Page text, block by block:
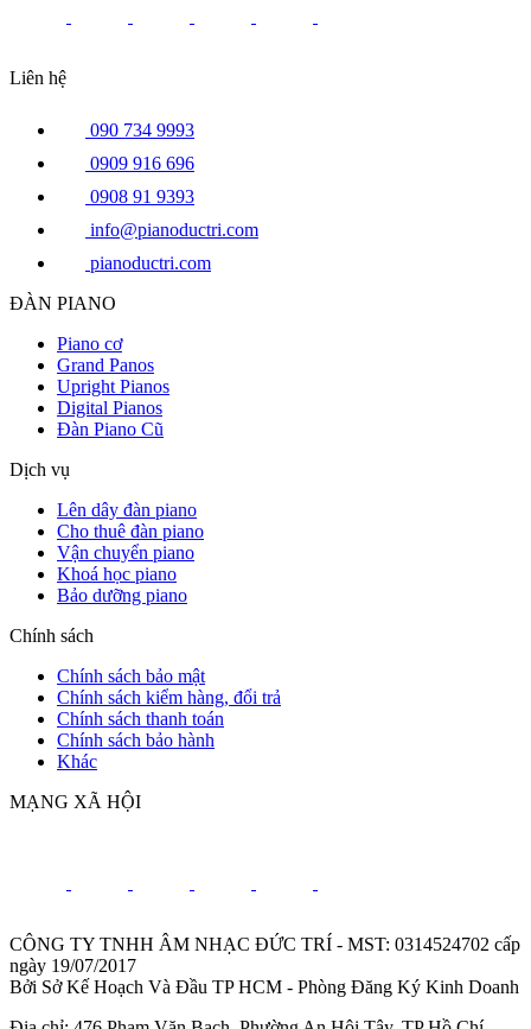
Liên hệ
090 734 9993
0909 916 696
0908 91 9393
info@pianoductri.com
pianoductri.com
ĐÀN PIANO
Piano cơ
Grand Panos
Upright Pianos
Digital Pianos
Đàn Piano Cũ
Dịch vụ
Lên dây đàn piano
Cho thuê đàn piano
Vận chuyển piano
Khoá học piano
Bảo dưỡng piano
Chính sách
Chính sách bảo mật
Chính sách kiểm hàng, đổi trả
Chính sách thanh toán
Chính sách bảo hành
Khác
MẠNG XÃ HỘI
CÔNG TY TNHH ÂM NHẠC ĐỨC TRÍ - MST: 0314524702 cấp
ngày 19/07/2017
Bởi Sở Kế Hoạch Và Đầu TP HCM - Phòng Đăng Ký Kinh Doanh